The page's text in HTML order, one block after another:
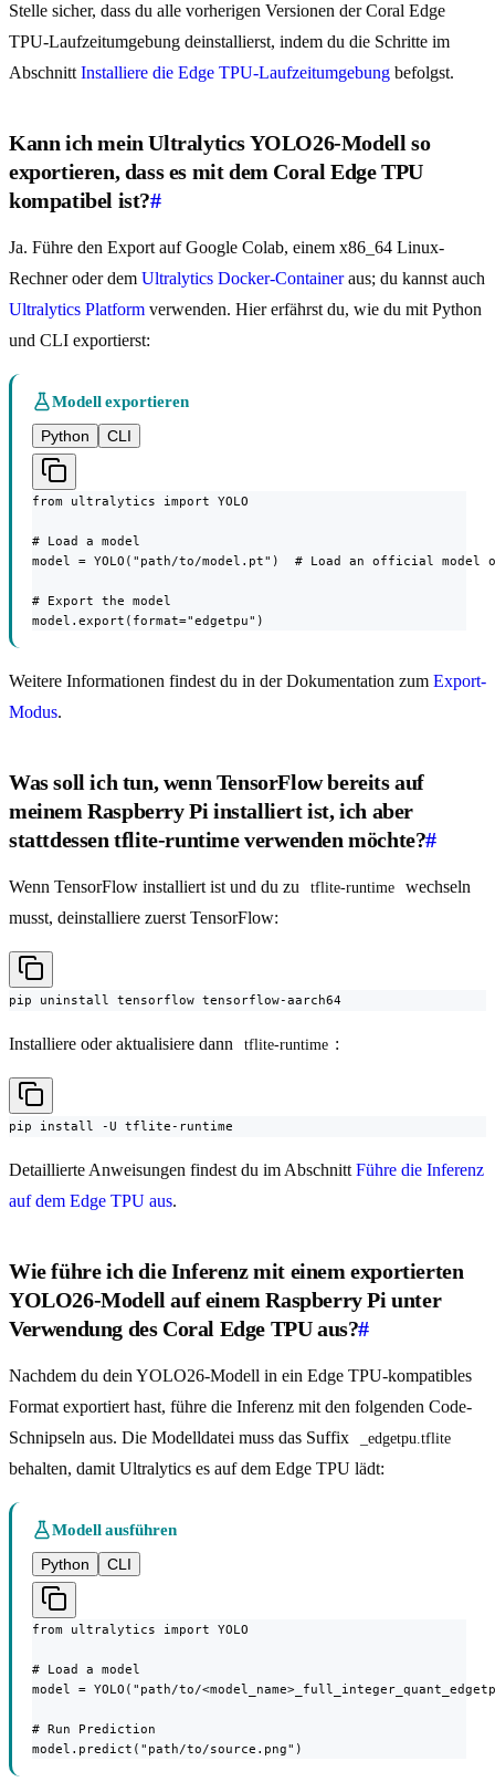
Stelle sicher, dass du alle vorherigen Versionen der Coral Edge
TPU-Laufzeitumgebung deinstallierst, indem du die Schritte im
Abschnitt Installiere die Edge TPU-Laufzeitumgebung befolgst.
Kann ich mein Ultralytics YOLO26-Modell so
exportieren, dass es mit dem Coral Edge TPU
kompatibel ist?#
Ja. Führe den Export auf Google Colab, einem x86_64 Linux-
Rechner oder dem Ultralytics Docker-Containeraus; du kannst auch
Ultralytics Platform verwenden. Hier erfährst du, wie du mit Python
und CLI exportierst:
Modell exportieren
Python
CLI
from ultralytics import YOLO
# Load a model
model = YOLO("path/to/model.pt")  # Load an official model
# Export the model
model.export(format="edgetpu")
Weitere Informationen findest du in der Dokumentation zum Export-
Modus.
Was soll ich tun, wenn TensorFlow bereits auf
meinem Raspberry Pi installiert ist, ich aber
stattdessen tflite-runtime verwenden möchte?#
Wenn TensorFlow installiert ist und du zu tflite-runtime
wechseln
musst, deinstalliere zuerst TensorFlow:
pip uninstall tensorflow tensorflow-aarch64
Installiere oder aktualisiere dann tflite-runtime :
pip install -U tflite-runtime
Detaillierte Anweisungen findest du im Abschnitt Führe die Inferenz
auf dem Edge TPU aus.
Wie führe ich die Inferenz mit einem exportierten
YOLO26-Modell auf einem Raspberry Pi unter
Verwendung des Coral Edge TPU aus?#
Nachdem du dein YOLO26-Modell in ein Edge TPU-kompatibles
Format exportiert hast, führe die Inferenz mit den folgenden Code-
Schnipseln aus. Die Modelldatei muss das Suffix
_edgetpu.tflite
behalten, damit Ultralytics es auf dem Edge TPU lädt:
Modell ausführen
Python
CLI
from ultralytics import YOLO
# Load a model
model = YOLO("path/to/
# Run Prediction
model.predict("path/to/source.png")